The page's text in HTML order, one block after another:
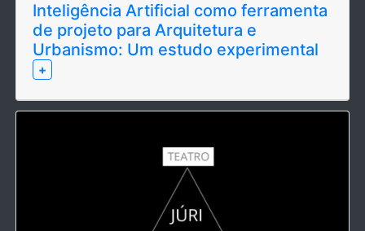
Inteligência Artificial como ferramenta
de projeto para Arquitetura e
Urbanismo: Um estudo experimental
+